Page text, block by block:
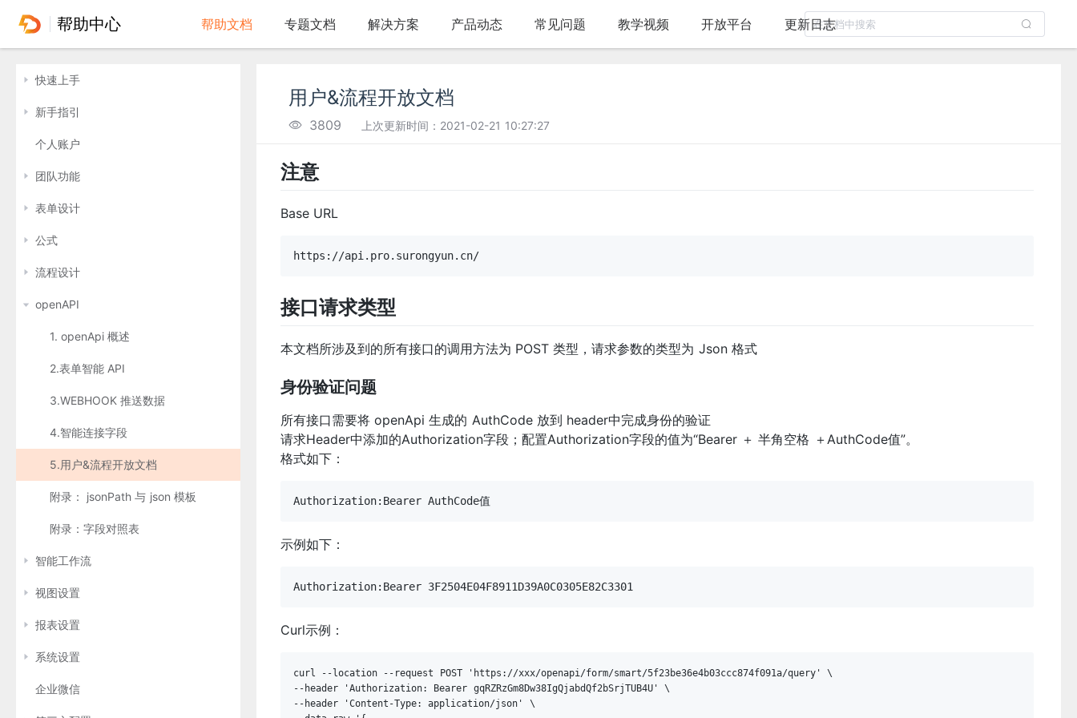
帮助中心 帮助文档 专题文档 解决方案 产品动态 常见问题 教学视频 开放平台 更新日志
快速上手
新手指引
个人账户
团队功能
表单设计
公式
流程设计
openAPI
1. openApi 概述
2.表单智能 API
3.WEBHOOK 推送数据
4.智能连接字段
5.用户&流程开放文档
附录： jsonPath 与 json 模板
附录：字段对照表
智能工作流
视图设置
报表设置
系统设置
企业微信
用户&流程开放文档
3809 上次更新时间：2021-02-21 10:27:27
注意
Base URL
接口请求类型
本文档所涉及到的所有接口的调用方法为 POST 类型，请求参数的类型为 Json 格式
身份验证问题
所有接口需要将 openApi 生成的 AuthCode 放到 header中完成身份的验证
请求Header中添加的Authorization字段；配置Authorization字段的值为“Bearer ＋ 半角空格 ＋AuthCode值”。
格式如下：
示例如下：
Curl示例：
curl --location --request POST 'https://xxx/openapi/form/smart/5f23be36e4b03ccc874f091a/query' \
--header 'Authorization: Bearer gqRZRzGm8Dw38IgQjabdQf2bSrjTUB4U' \
-- header 'Content-Type: application/json' \